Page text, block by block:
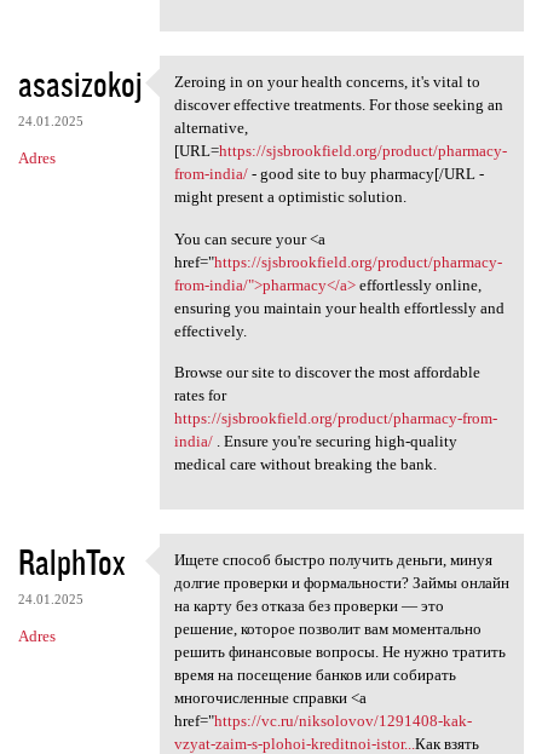
asasizokoj
24.01.2025
Adres
Zeroing in on your health
Zeroing in on your health concerns, it's vital to
discover effective treatments. For those seeking an
alternative,
[URL=https://sjsbrookfield.org/product/pharmacy-
from-india/- good site to buy pharmacy[/URL -
might present a optimistic solution.
You can secure your <a
href="https://sjsbrookfield.org/product/pharmacy-
from-india/">pharmacy</a>effortlessly online,
ensuring you maintain your health effortlessly and
effectively.
Browse our site to discover the most affordable
rates for
https://sjsbrookfield.org/product/pharmacy-from-
india/. Ensure you're securing high-quality
medical care without breaking the bank.
RalphTox
24.01.2025
Adres
Ищете способ быстро получить
Ищете способ быстро получить деньги, минуя
долгие проверки и формальности? Займы онлайн
на карту без отказа без проверки — это
решение, которое позволит вам моментально
решить финансовые вопросы. Не нужно тратить
время на посещение банков или собирать
многочисленные справки <a
href="https://vc.ru/niksolovov/1291408-kak-
vzyat-zaim-s-plohoi-kreditnoi-istor... Как взять